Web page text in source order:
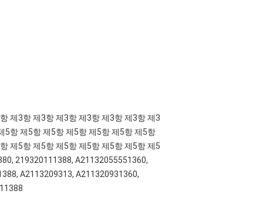
제3항 제3항 제3항 제3항 제3항 제3항 제3
5항 제5항 제5항 제5항 제5항 제5항 제5항
제5항 제5항 제5항 제5항 제5항 제5항 제5
219320111388, A21132055551360,
A2113209313, A211320931360,